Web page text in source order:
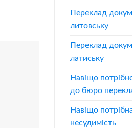
Переклад
литовську
Переклад
латиську
Навіщо
до бюро
Навіщо
несудимість